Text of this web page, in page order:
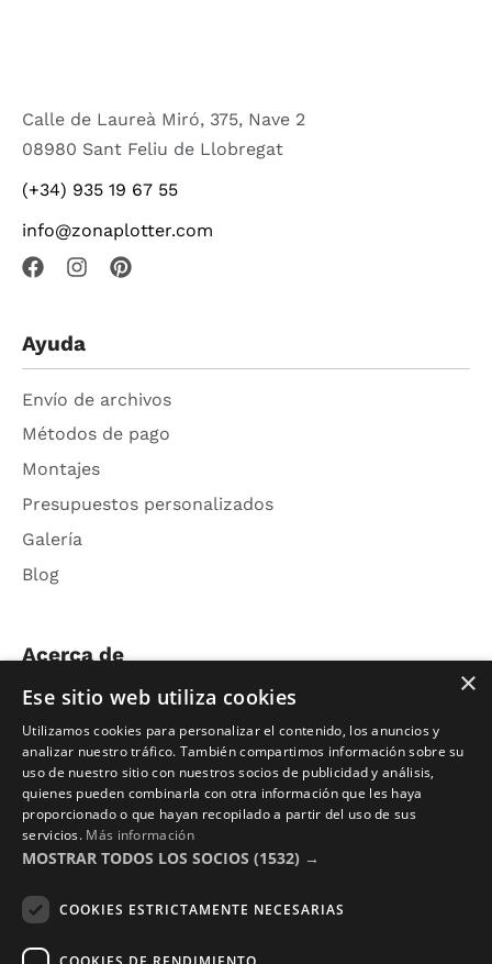
Calle de Laureà Miró, 375, Nave 2
08980 Sant Feliu de Llobregat
(+34) 935 19 67 55
info@zonaplotter.com
Ayuda
Envío de archivos
Métodos de pago
Montajes
Presupuestos personalizados
Galería
Blog
Acerca de
Nosotros
Contacto
Aviso Legal
Política de Privacidad
Términos y Condiciones
Photocalls eventos
Photocall Boda y Novios
×
Ese sitio web utiliza cookies
Utilizamos cookies para personalizar el contenido, los anuncios y
analizar nuestro tráfico. También compartimos información sobre su
uso de nuestro sitio con nuestros socios de publicidad y análisis,
quienes pueden combinarla con otra información que les haya
proporcionado o que hayan recopilado a partir del uso de sus
servicios. Más información
MOSTRAR TODOS LOS SOCIOS (1532) →
COOKIES ESTRICTAMENTE NECESARIAS